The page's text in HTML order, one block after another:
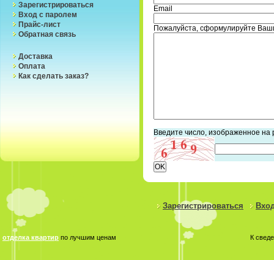
Зарегистрироваться
Вход с паролем
Прайс-лист
Обратная связь
Доставка
Оплата
Как сделать заказ?
Email
Пожалуйста, сформулируйте
Введите число, изображенное на
Зарегистрироваться
отделка квартир по лучшим ценам К